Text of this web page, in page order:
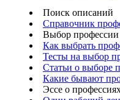
Поиск описаний
Справочник
Выбор профессии
Как выбрать
Тесты на выбор
Статьи о выборе
Какие бывают
Эссе о